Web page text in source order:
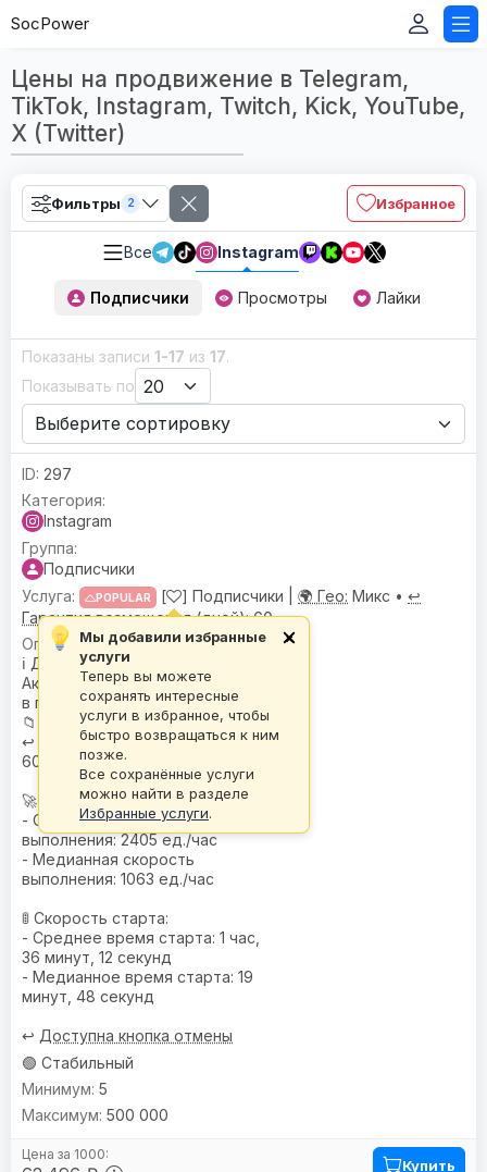
SocPower
Цены на продвижение в Telegram,
TikTok, Instagram, Twitch, Kick, YouTube,
X (Twitter)
Фильтры 2 Избранное
Все Instagram
Подписчики Просмотры Лайки
Показаны записи 1-17 из 17.
Показывать по
297
Instagram
Подписчики
POPULAR [ ] Подписчики | 🌍 Гео: Микс • ↩️
Гарантия возмещения (дней):60
🌍География: Микс
ℹ️ Дополнительное описание
Аккаунты с аватарами или фото
в профиле.
📁
: I-BASE
↩️
Гарантия возмещения (дней):
60
🚀 Скорость:
- Средняя скорость
выполнения: 2405 ед./час
- Медианная скорость
выполнения: 1063 ед./час
🚦 Скорость старта:
- Среднее время старта: 1 час,
36 минут, 12 секунд
- Медианное время старта: 19
минут, 48 секунд
↩️ Доступна кнопка отмены
🟢 Стабильный
5
500 000
Купить
Мы добавили избранные
услуги
Теперь вы можете
сохранять интересные
услуги в избранное, чтобы
быстро возвращаться к ним
позже.
Все сохранённые услуги
можно найти в разделе
Избранные услуги.
×